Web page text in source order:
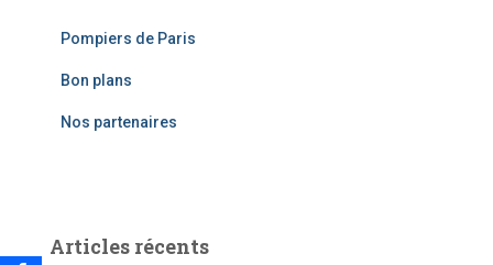
Pompiers de Paris
Bon plans
Nos partenaires
Articles récents